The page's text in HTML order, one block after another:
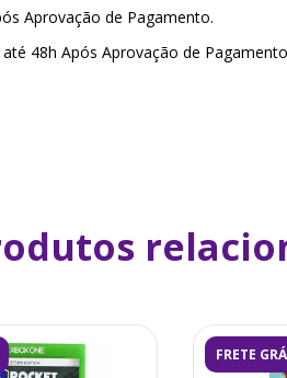
Aprovação de Pagamento.
48h Após Aprovação de
FRETE